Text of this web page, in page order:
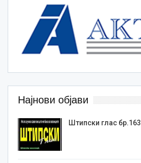
Најнови објави
Штипски глас бр.163